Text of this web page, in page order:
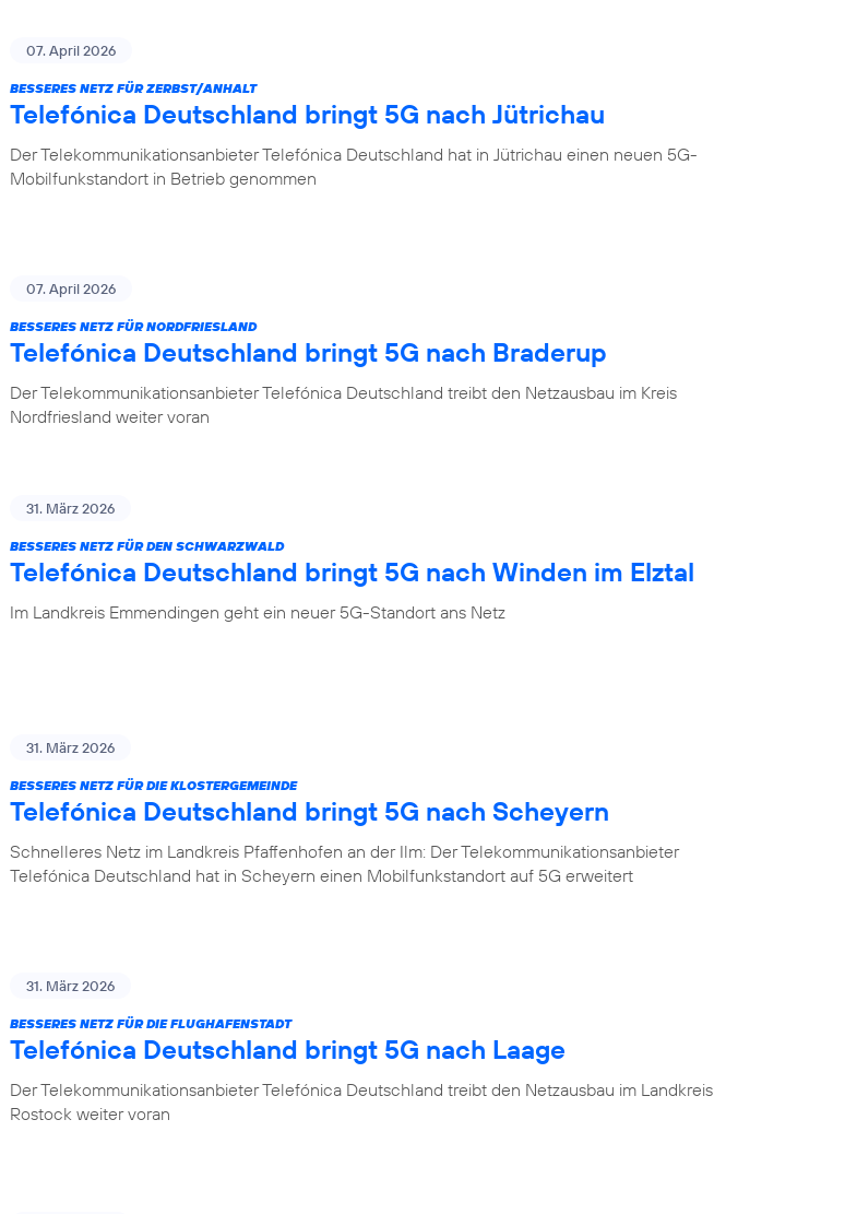
07. April 2026
BESSERES NETZ FÜR ZERBST/ANHALT
Telefónica Deutschland bringt 5G nach Jütrichau
Der Telekommunikationsanbieter Telefónica Deutschland hat in Jütrichau einen neuen 5G-
Mobilfunkstandort in Betrieb genommen
07. April 2026
BESSERES NETZ FÜR NORDFRIESLAND
Telefónica Deutschland bringt 5G nach Braderup
Der Telekommunikationsanbieter Telefónica Deutschland treibt den Netzausbau im Kreis
Nordfriesland weiter voran
31. März 2026
BESSERES NETZ FÜR DEN SCHWARZWALD
Telefónica Deutschland bringt 5G nach Winden im Elztal
Im Landkreis Emmendingen geht ein neuer 5G-Standort ans Netz
31. März 2026
BESSERES NETZ FÜR DIE KLOSTERGEMEINDE
Telefónica Deutschland bringt 5G nach Scheyern
Schnelleres Netz im Landkreis Pfaffenhofen an der Ilm: Der Telekommunikationsanbieter
Telefónica Deutschland hat in Scheyern einen Mobilfunkstandort auf 5G erweitert
31. März 2026
BESSERES NETZ FÜR DIE FLUGHAFENSTADT
Telefónica Deutschland bringt 5G nach Laage
Der Telekommunikationsanbieter Telefónica Deutschland treibt den Netzausbau im Landkreis
Rostock weiter voran